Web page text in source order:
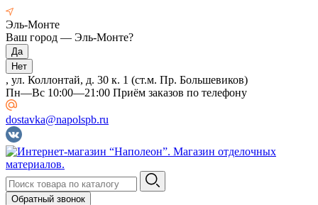
Эль-Монте
Ваш город — Эль-Монте?
, ул. Коллонтай, д. 30 к. 1 (ст.м. Пр. Большевиков)
Пн—Вс 10:00—21:00 Приём заказов по телефону
dostavka@napolspb.ru
Обратный звонок